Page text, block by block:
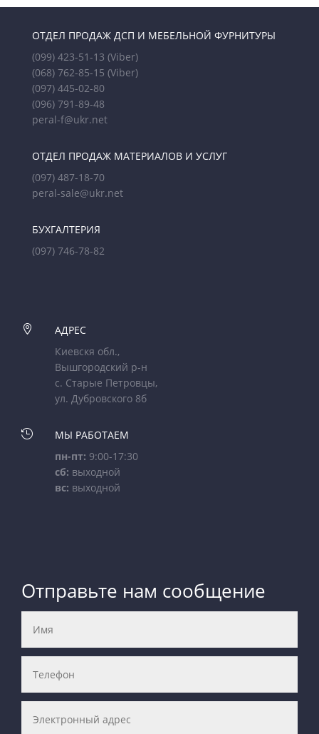
ОТДЕЛ ПРОДАЖ ДСП И МЕБЕЛЬНОЙ ФУРНИТУРЫ
(099) 423-51-13 (Viber)
(068) 762-85-15 (Viber)
(097) 445-02-80
(096) 791-89-48
peral-f@ukr.net
ОТДЕЛ ПРОДАЖ МАТЕРИАЛОВ И УСЛУГ
(097) 487-18-70
peral-sale@ukr.net
БУХГАЛТЕРИЯ
(097) 746-78-82

АДРЕС
Киевскя обл.,
Вышгородский р-н
с. Старые Петровцы,
ул. Дубровского 8б

МЫ РАБОТАЕМ
пн-пт: 9:00-17:30
сб: выходной
вс: выходной
Отправьте нам сообщение